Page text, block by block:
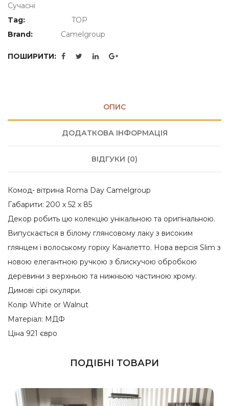
Сучасні
Tag:
TOP
Brand:
Camelgroup
ПОШИРИТИ:
ОПИС
ДОДАТКОВА ІНФОРМАЦІЯ
ВІДГУКИ (0)
Комод- вітрина Roma Day Camelgroup
Габарити: 200 х 52 х 85
Декор робить цю колекцію унікальною та оригінальною.
Випускається в білому глянсовому лаку з високим
глянцем і волоському горіху Каналетто. Нова версія Slim з
новою елегантною ручкою з блискучою обробкою
деревини з верхньою та нижньою частиною хрому.
Димові сірі окуляри.
Колір White or Walnut
Матеріал: МДФ
Ціна 921 євро
ПОДІБНІ ТОВАРИ